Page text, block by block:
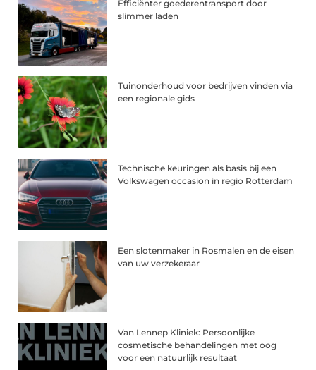
Efficiënter goederentransport door
slimmer laden
Tuinonderhoud voor bedrijven vinden via
een regionale gids
Technische keuringen als basis bij een
Volkswagen occasion in regio Rotterdam
Een slotenmaker in Rosmalen en de eisen
van uw verzekeraar
Van Lennep Kliniek: Persoonlijke
cosmetische behandelingen met oog
voor een natuurlijk resultaat